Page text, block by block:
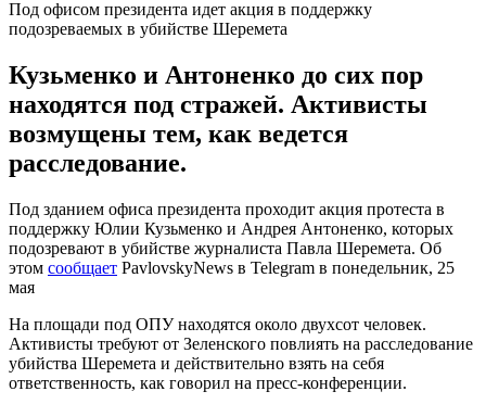
Под офисом президента идет акция в поддержку
подозреваемых в убийстве Шеремета
Кузьменко и Антоненко до сих пор
находятся под стражей. Активисты
возмущены тем, как ведется
расследование.
Под зданием офиса президента проходит акция протеста в
поддержку Юлии Кузьменко и Андрея Антоненко, которых
подозревают в убийстве журналиста Павла Шеремета. Об
этом сообщает PavlovskyNews в Telegram в понедельник, 25
мая
На площади под ОПУ находятся около двухсот человек.
Активисты требуют от Зеленского повлиять на расследование
убийства Шеремета и действительно взять на себя
ответственность, как говорил на пресс-конференции.